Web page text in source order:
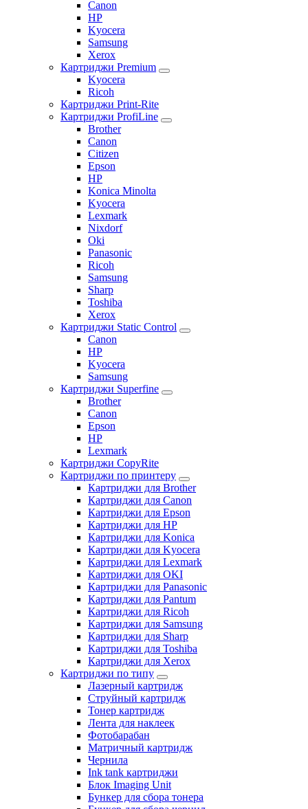
Canon
HP
Kyocera
Samsung
Xerox
Картриджи Premium
Kyocera
Ricoh
Картриджи Print-Rite
Картриджи ProfiLine
Brother
Canon
Citizen
Epson
HP
Konica Minolta
Kyocera
Lexmark
Nixdorf
Oki
Panasonic
Ricoh
Samsung
Sharp
Toshiba
Xerox
Картриджи Static Control
Canon
HP
Kyocera
Samsung
Картриджи Superfine
Brother
Canon
Epson
HP
Lexmark
Картриджи CopyRite
Картриджи по принтеру
Картриджи для Brother
Картриджи для Canon
Картриджи для Epson
Картриджи для HP
Картриджи для Konica
Картриджи для Kyocera
Картриджи для Lexmark
Картриджи для OKI
Картриджи для Panasonic
Картриджи для Pantum
Картриджи для Ricoh
Картриджи для Samsung
Картриджи для Sharp
Картриджи для Toshiba
Картриджи для Xerox
Картриджи по типу
Лазерный картридж
Струйный картридж
Тонер картридж
Лента для наклеек
Фотобарабан
Матричный картридж
Чернила
Ink tank картриджи
Блок Imaging Unit
Бункер для сбора тонера